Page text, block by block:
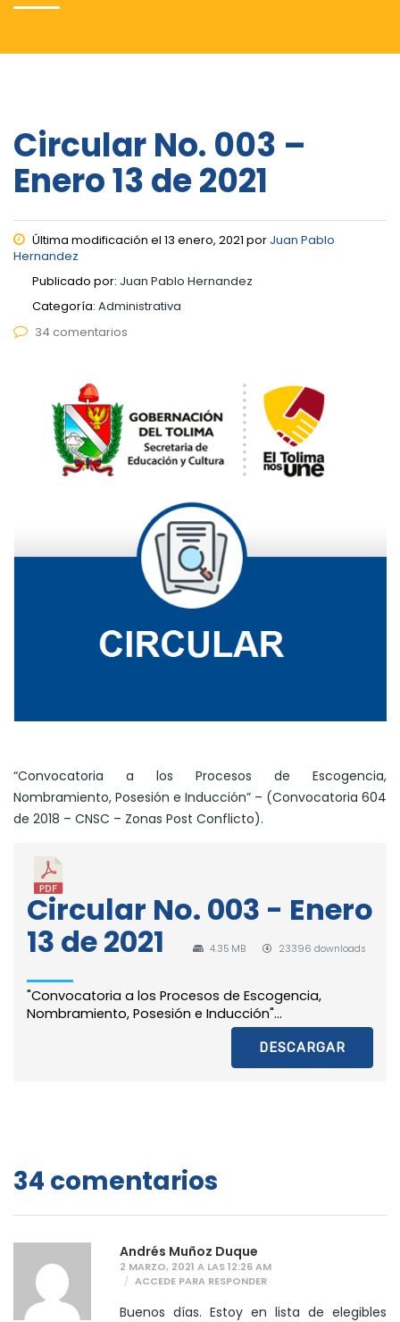
Circular No. 003 –
Enero 13 de 2021
Última modificación el 13 enero, 2021 por Juan Pablo
Hernandez
Publicado por: Juan Pablo Hernandez
Categoría: Administrativa
34 comentarios
“Convocatoria a los Procesos de Escogencia,
Nombramiento, Posesión e Inducción” – (Convocatoria 604
de 2018 – CNSC – Zonas Post Conflicto).
Circular No. 003 - Enero
13 de 2021
4.35 MB 23396 downloads
"Convocatoria a los Procesos de Escogencia,
Nombramiento, Posesión e Inducción"...
DESCARGAR
34 comentarios
Andrés Muñoz Duque
2 MARZO, 2021 A LAS 12:26 AM
ACCEDE PARA RESPONDER
Buenos días. Estoy en lista de elegibles